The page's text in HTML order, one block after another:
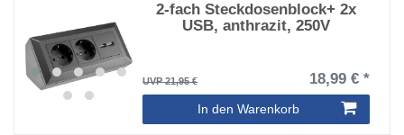
2-fach Steckdosenblock+ 2x
USB, anthrazit, 250V
UVP 21,95 € 18,99 € *
In den Warenkorb